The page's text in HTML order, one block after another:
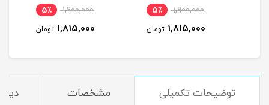
1,900,000 5٪
1,815,000 تومان
1,900,000 5٪
1,815,000 تومان
توضیحات تکمیلی مشخصات